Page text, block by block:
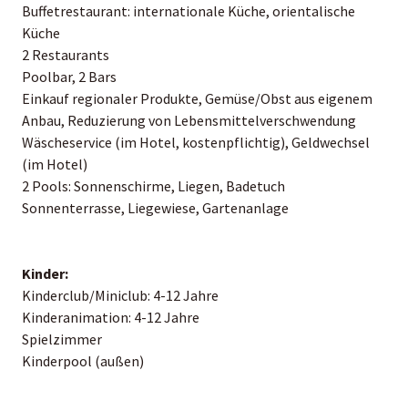
Buffetrestaurant: internationale Küche, orientalische
Küche
2 Restaurants
Poolbar, 2 Bars
Einkauf regionaler Produkte, Gemüse/Obst aus eigenem
Anbau, Reduzierung von Lebensmittelverschwendung
Wäscheservice (im Hotel, kostenpflichtig), Geldwechsel
(im Hotel)
2 Pools: Sonnenschirme, Liegen, Badetuch
Sonnenterrasse, Liegewiese, Gartenanlage
Kinder:
Kinderclub/Miniclub: 4-12 Jahre
Kinderanimation: 4-12 Jahre
Spielzimmer
Kinderpool (außen)